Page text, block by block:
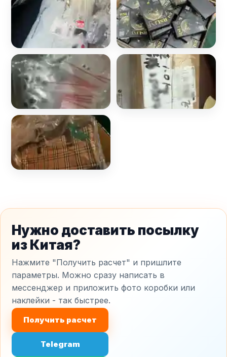
Нужно доставить посылку
из Китая?
Нажмите "Получить расчет" и пришлите
параметры. Можно сразу написать в
мессенджер и приложить фото коробки или
наклейки - так быстрее.
Получить расчет
Telegram